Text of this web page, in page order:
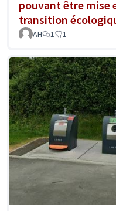
pouvant être mise
transition
AH 1 1